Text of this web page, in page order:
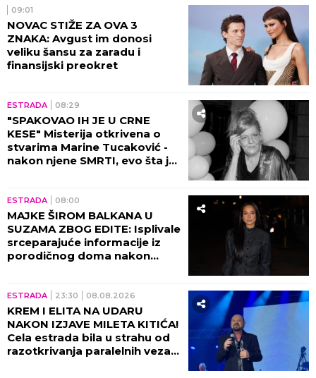
09:01
NOVAC STIŽE ZA OVA 3
ZNAKA: Avgust im donosi
veliku šansu za zaradu i
finansijski preokret
ESTRADA 08:29
"SPAKOVAO IH JE U CRNE
KESE" Misterija otkrivena o
stvarima Marine Tucaković -
nakon njene SMRTI, evo šta je
ESTRADA 08:00
MAJKE ŠIROM BALKANA U
SUZAMA ZBOG EDITE: Isplivale
srceparajuće informacije iz
porodičnog doma nakon
ESTRADA 23:30 08.08.2026
KREM I ELITA NA UDARU
NAKON IZJAVE MILETA KITIĆA!
Cela estrada bila u strahu od
razotkrivanja paralelnih veza